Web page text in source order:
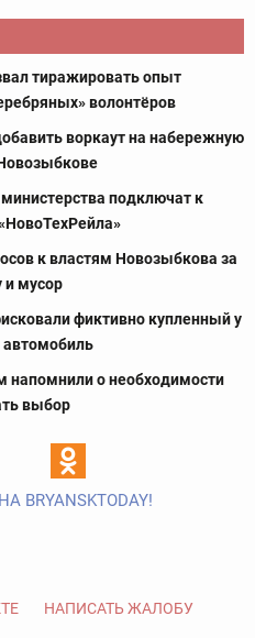
тиражировать опыт
волонтёров
воркаут на набережную
подключат к
к властям Новозыбкова за
и мусор
фиктивно купленный у
напомнили о необходимости
выбор
НАПИСАТЬ ЖАЛОБУ